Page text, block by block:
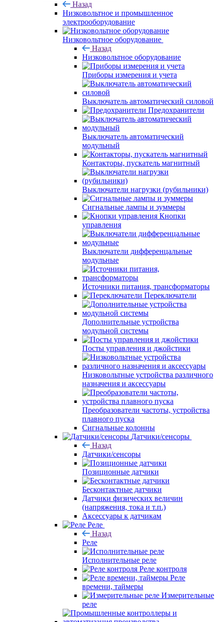
Назад
Низковольтное и промышленное
электрооборудование
Низковольтное оборудование
Назад
Низковольтное оборудование
Приборы измерения и учета
Выключатель автоматический силовой
Предохранители
Выключатель автоматический
модульный
Контакторы, пускатель магнитный
Выключатели нагрузки (рубильники)
Сигнальные лампы и зуммеры
Кнопки
управления
Выключатели дифференцальные
модульные
Источники питания, трансформаторы
Переключатели
Дополнительные устройства
модульной системы
Посты управления и джойстики
Низковольтные устройства различного
назначения и аксессуары
Преобразователи частоты, устройства
плавного пуска
Сигнальные колонны
Датчики/сенсоры
Назад
Датчики/сенсоры
Позиционные датчики
Бесконтактные датчики
Датчики физических величин
(напряжения, тока и т.п.)
Аксессуары к датчикам
Реле
Назад
Реле
Исполнительные реле
Реле контроля
Реле
времени, таймеры
Измерительные
реле